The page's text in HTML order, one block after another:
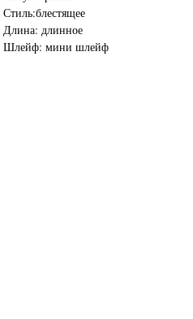
Стиль:блестящее
Длина: длинное
Шлейф: мини шлейф